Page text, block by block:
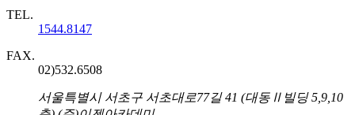
TEL.
1544.8147
FAX.
02)532.6508
서울특별시 서초구 서초대로77길 41 (대동Ⅱ빌딩 5,9,10